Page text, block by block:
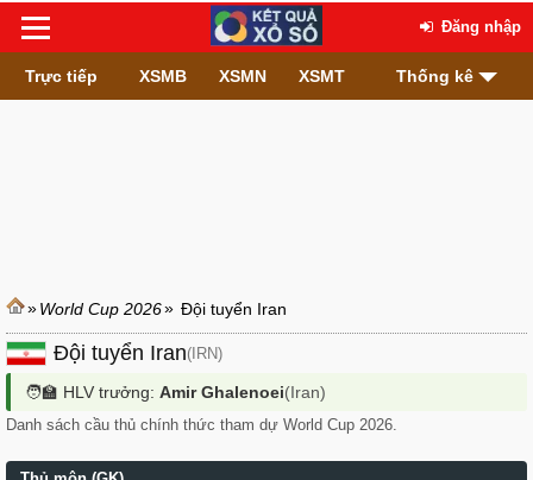
Đăng nhập
Trực tiếp XSMB XSMN XSMT Thống kê
»World Cup 2026» Đội tuyển Iran
Đội tuyển Iran(IRN)
🧑‍🏫 HLV trưởng: Amir Ghalenoei(Iran)
Danh sách cầu thủ chính thức tham dự World Cup 2026.